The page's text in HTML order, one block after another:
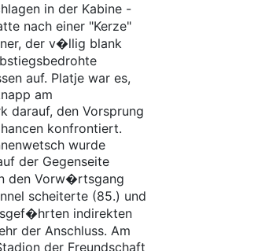
in der Kabine -
nach einer "Kerze"
der v�llig blank
auf. Platje war es,
am
darauf, den Vorsprung
konfrontiert.
wurde
der Gegenseite
den Vorw�rtsgang
scheiterte (85.) und
indirekten
der Anschluss. Am
der Freundschaft